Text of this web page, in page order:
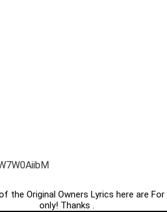
the Original Owners Lyrics here are
only! Thanks .